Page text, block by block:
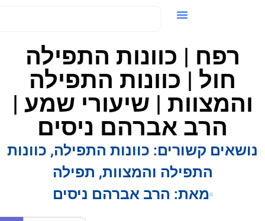
רפח | כוונות התפילה
חול | כוונות התפילה
| שיעורי שמע |
הרב אברהם ניסים
קשורים: כוונות התפילה,כוונות
התפילה והמצוות,תפילה
מאת:הרב אברהם ניסים